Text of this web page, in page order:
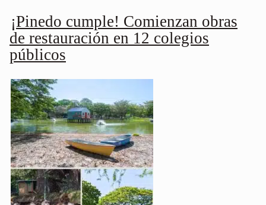
¡Pinedo cumple! Comienzan obras
de restauración en 12 colegios
públicos